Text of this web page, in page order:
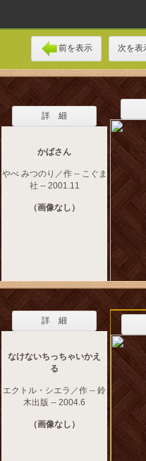
前を表示 次を表
詳 細
かばさん
やべ みつのり／作 -- こぐま
社 -- 2001.11
（画像なし）
詳 細
なけないちっちゃいかえ
る
エクトル・シエラ／作 -- 鈴
木出版 -- 2004.6
（画像なし）